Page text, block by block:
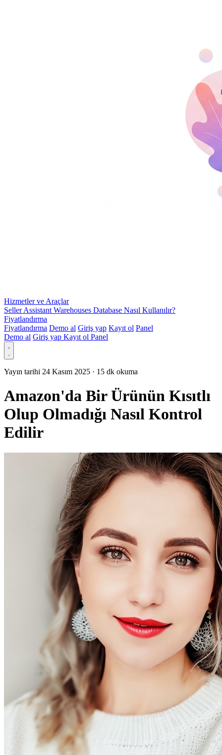
Hizmetler ve Araçlar
Seller Assistant Warehouses Database Nasıl Kullanılır?
Fiyatlandırma
Fiyatlandırma Demo al Giriş yap Kayıt ol Panel
Demo al Giriş yap Kayıt ol Panel
Yayın tarihi 24 Kasım 2025 · 15 dk okuma
Amazon'da Bir Ürünün Kısıtlı
Olup Olmadığı Nasıl Kontrol
Edilir